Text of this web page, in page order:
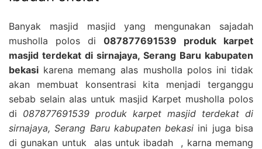
Banyak masjid masjid yang mengunakan sajadah
musholla polos di 087877691539 produk karpet
masjid terdekat di sirnajaya, Serang Baru kabupaten
bekasi karena memang alas musholla polos ini tidak
akan membuat konsentrasi kita menjadi terganggu
sebab selain alas untuk masjid Karpet musholla polos
di 087877691539 produk karpet masjid terdekat di
sirnajaya, Serang Baru kabupaten bekasi ini juga bisa
di gunakan untuk alas untuk ibadah , karna memang